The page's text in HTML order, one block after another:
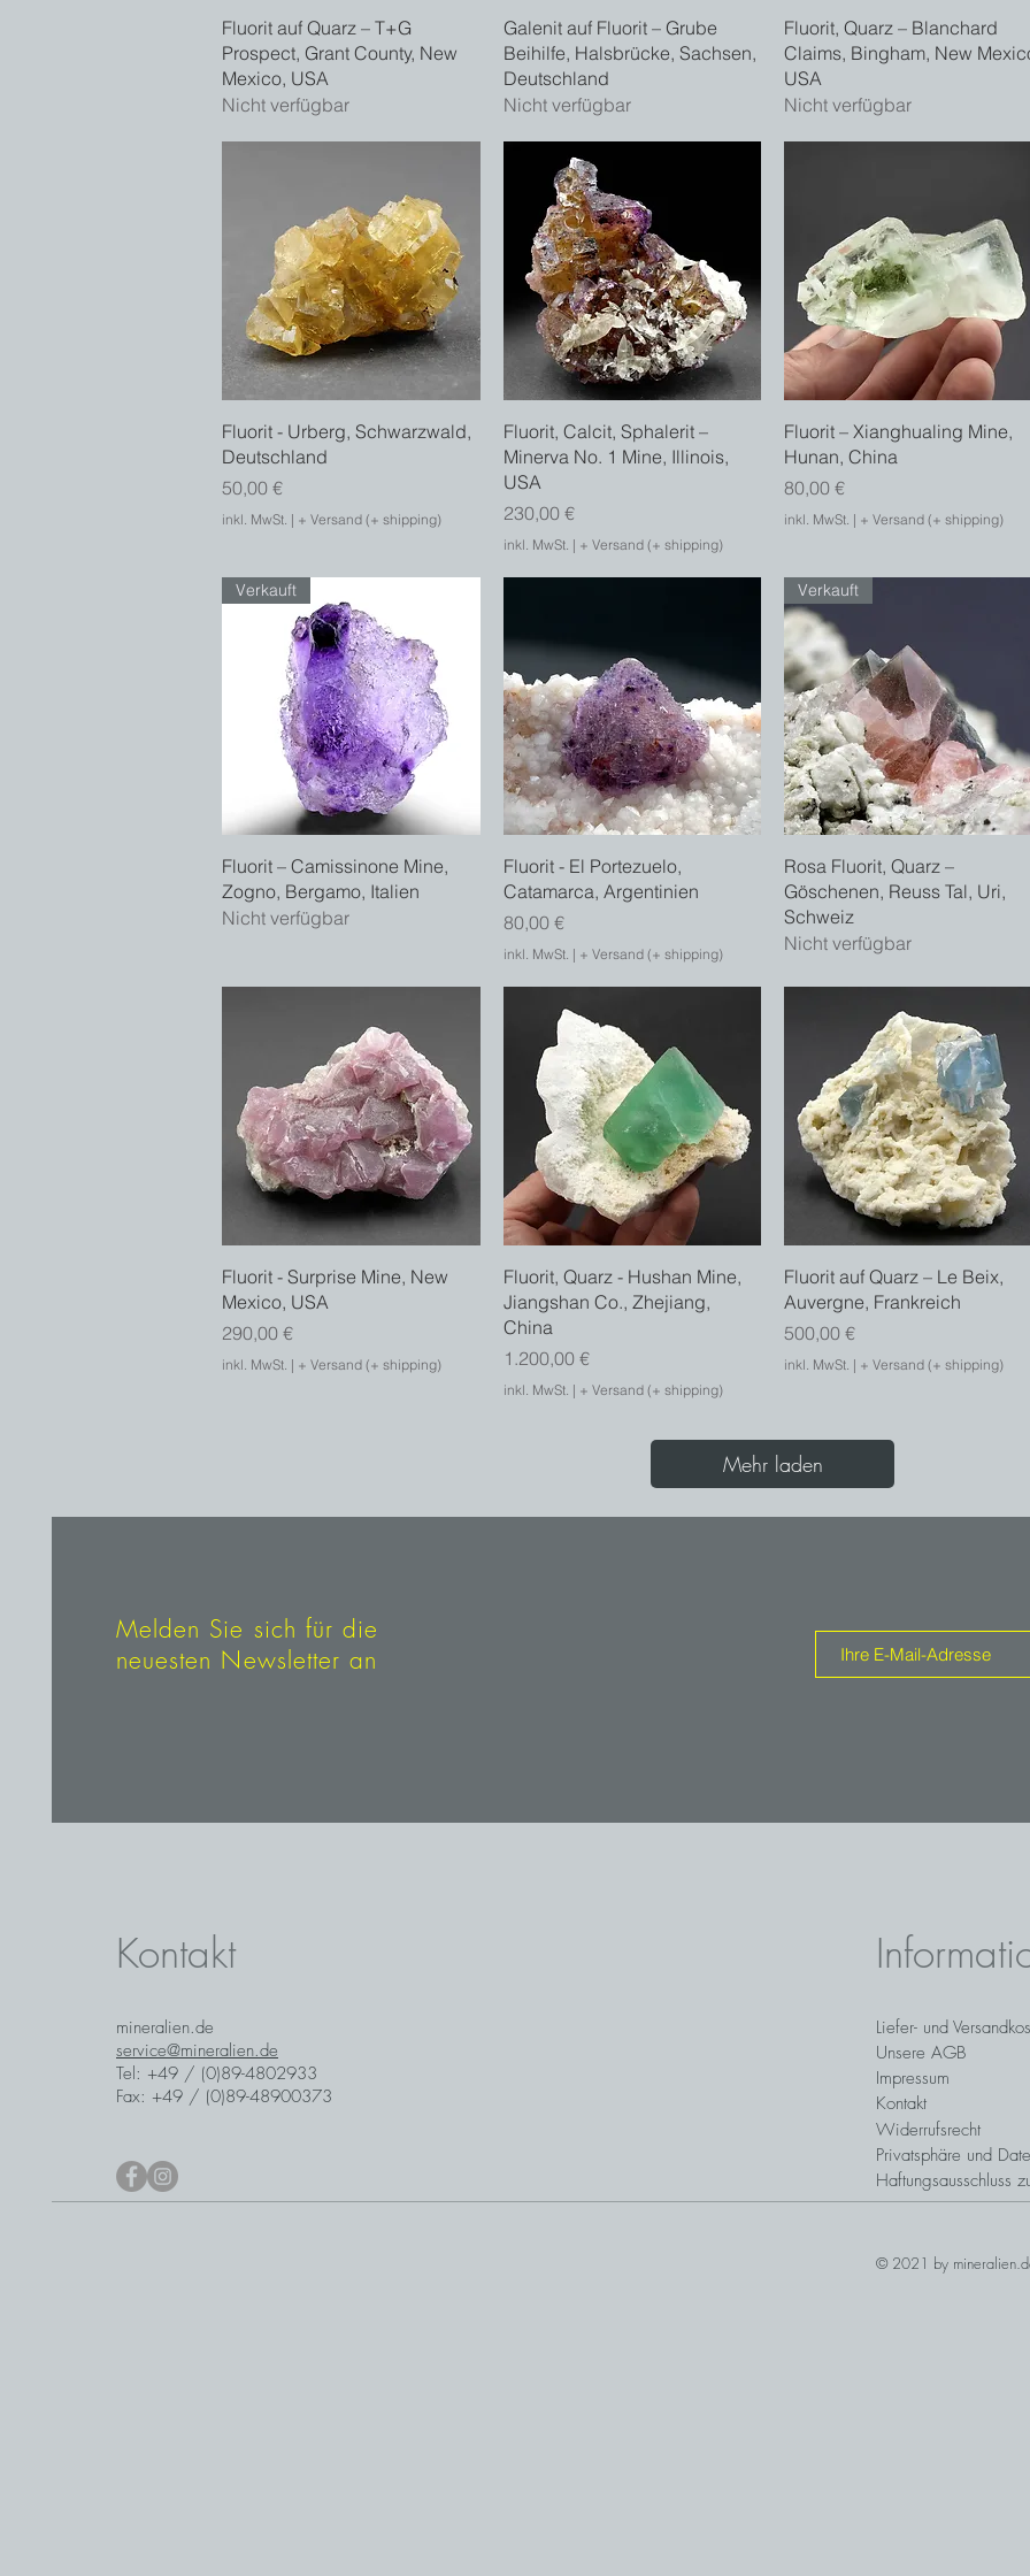
Schnellansicht
Fluorit auf Quarz – T+G
Prospect, Grant County, New
Mexico, USA
Nicht verfügbar
Schnellansicht
Galenit auf Fluorit – Grube
Beihilfe, Halsbrücke, Sachsen,
Deutschland
Nicht verfügbar
Schnellansicht
Fluorit, Quarz – Blanchard
Claims, Bingham, New
USA
Nicht verfügbar
Schnellansicht
Fluorit - Urberg, Schwarzwald,
Deutschland
Preis
50,00 €
inkl. MwSt. | + Versand (+ shipping)
Schnellansicht
Fluorit, Calcit, Sphalerit –
Minerva No. 1 Mine, Illinois,
USA
Preis
230,00 €
inkl. MwSt. | + Versand (+ shipping)
Schnellansicht
Fluorit – Xianghualing Mine,
Hunan, China
Preis
80,00 €
inkl. MwSt. | + Versand (+ shipping)
Schnellansicht
Verkauft
Fluorit – Camissinone Mine,
Zogno, Bergamo, Italien
Nicht verfügbar
Schnellansicht
Fluorit - El Portezuelo,
Catamarca, Argentinien
Preis
80,00 €
inkl. MwSt. | + Versand (+ shipping)
Schnellansicht
Verkauft
Rosa Fluorit, Quarz –
Göschenen, Reuss Tal, Uri,
Schweiz
Nicht verfügbar
Schnellansicht
Fluorit - Surprise Mine, New
Mexico, USA
Preis
290,00 €
inkl. MwSt. | + Versand (+ shipping)
Schnellansicht
Fluorit, Quarz - Hushan Mine,
Jiangshan Co., Zhejiang,
China
Preis
1.200,00 €
inkl. MwSt. | + Versand (+ shipping)
Schnellansicht
Fluorit auf Quarz – Le Beix,
Auvergne, Frankreich
Preis
500,00 €
inkl. MwSt. | + Versand (+ shipping)
Mehr laden
Melden Sie sich für die
neuesten Newsletter an
Kontakt
mineralien.de
service@mineralien.de
Tel: +49 / (0)89-4802933
Fax: +49 / (0)89-48900373
Liefer- und
Unsere AGB
Impressum
Kontakt
Widerrufsrecht
Privatsphäre und
Haftungsausschluss
© 2021 by